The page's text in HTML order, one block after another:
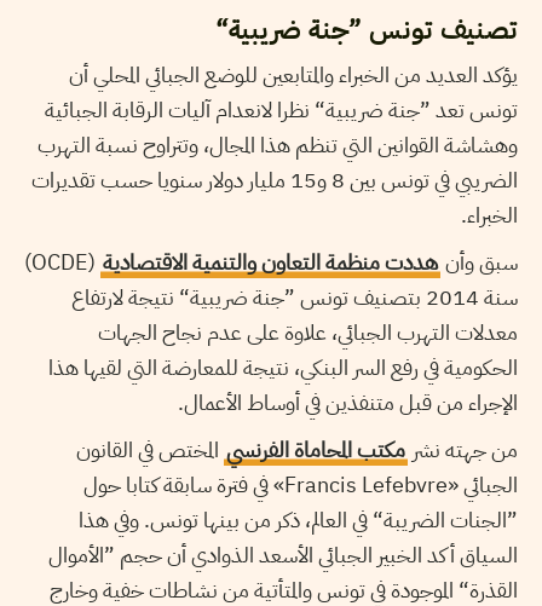
تصنيف تونس ”جنة ضريبية“
يؤكد العديد من الخبراء والمتابعين للوضع الجبائي المحلي أن
تونس تعد ”جنة ضريبية“ نظرا لانعدام آليات الرقابة الجبائية
وهشاشة القوانين التي تنظم هذا المجال، وتتراوح نسبة التهرب
الضريبي في تونس بين 8 و15 مليار دولار سنويا حسب تقديرات
الخبراء.
سبق وأن هددت منظمة التعاون والتنمية الاقتصادية
(OCDE)
سنة 2014 بتصنيف تونس ”جنة ضريبية“ نتيجة لارتفاع
معدلات التهرب الجبائي، علاوة على عدم نجاح الجهات
الحكومية في رفع السر البنكي، نتيجة للمعارضة التي لقيها هذا
الإجراء من قبل متنفذين في أوساط الأعمال.
من جهته نشر مكتب المحاماة الفرنسي المختص في القانون
الجبائي «Francis Lefebvre» في فترة سابقة كتابا حول
”الجنات الضريبة“ في العالم، ذكر من بينها تونس. وفي هذا
السياق أكد الخبير الجبائي الأسعد الذوادي أن حجم ”الأموال
القذرة“ الموجودة في تونس والمتأتية من نشاطات خفية وخارج